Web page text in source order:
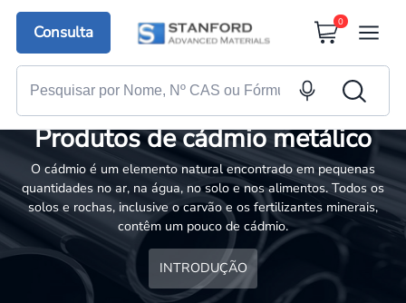
Consulta
0
Produtos de cádmio metálico
O cádmio é um elemento natural encontrado em pequenas
quantidades no ar, na água, no solo e nos alimentos. Todos os
solos e rochas, inclusive o carvão e os fertilizantes minerais,
contêm um pouco de cádmio.
INTRODUÇÃO